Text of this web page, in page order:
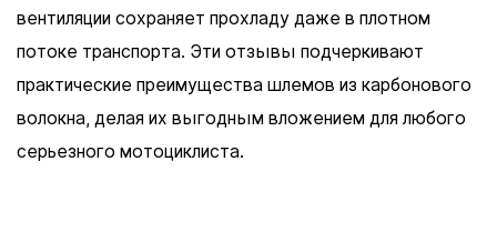
вентиляции сохраняет прохладу даже в плотном
потоке транспорта. Эти отзывы подчеркивают
практические преимущества шлемов из карбонового
волокна, делая их выгодным вложением для любого
серьезного мотоциклиста.